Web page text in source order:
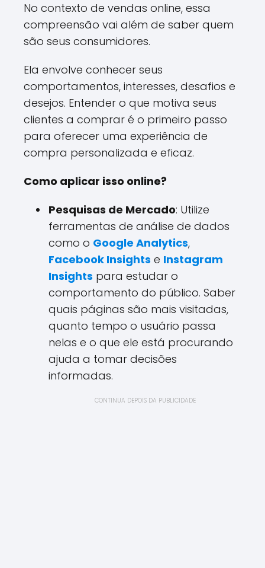
No contexto de vendas online, essa
compreensão vai além de saber quem
são seus consumidores.
Ela envolve conhecer seus
comportamentos, interesses, desafios e
desejos. Entender o que motiva seus
clientes a comprar é o primeiro passo
para oferecer uma experiência de
compra personalizada e eficaz.
Como aplicar isso online?
Pesquisas de Mercado: Utilize
ferramentas de análise de dados
como o Google Analytics,
Facebook Insights e Instagram
Insights para estudar o
comportamento do público. Saber
quais páginas são mais visitadas,
quanto tempo o usuário passa
nelas e o que ele está procurando
ajuda a tomar decisões
informadas.
CONTINUA DEPOIS DA PUBLICIDADE